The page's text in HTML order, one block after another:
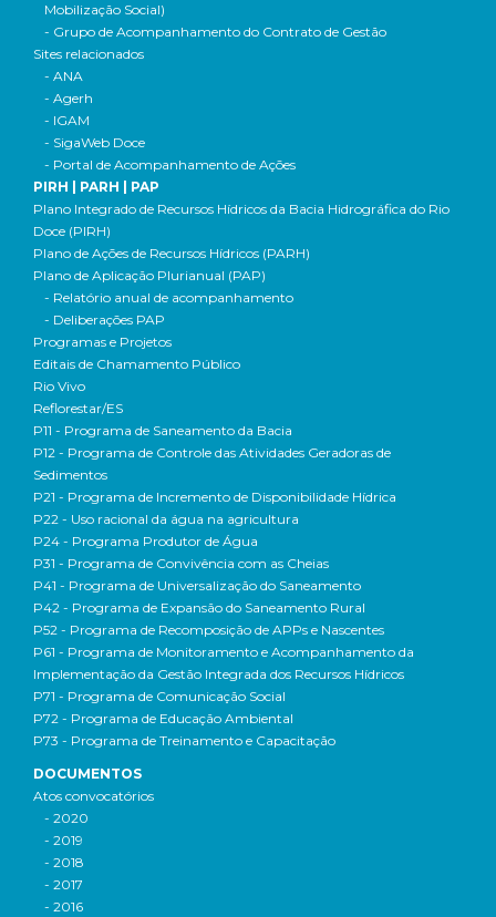
Mobilização Social)
- Grupo de Acompanhamento do Contrato de Gestão
Sites relacionados
- ANA
- Agerh
- IGAM
- SigaWeb Doce
- Portal de Acompanhamento de Ações
PIRH | PARH | PAP
Plano Integrado de Recursos Hídricos da Bacia Hidrográfica do Rio
Doce (PIRH)
Plano de Ações de Recursos Hídricos (PARH)
Plano de Aplicação Plurianual (PAP)
- Relatório anual de acompanhamento
- Deliberações PAP
Programas e Projetos
Editais de Chamamento Público
Rio Vivo
Reflorestar/ES
P11 - Programa de Saneamento da Bacia
P12 - Programa de Controle das Atividades Geradoras de
Sedimentos
P21 - Programa de Incremento de Disponibilidade Hídrica
P22 - Uso racional da água na agricultura
P24 - Programa Produtor de Água
P31 - Programa de Convivência com as Cheias
P41 - Programa de Universalização do Saneamento
P42 - Programa de Expansão do Saneamento Rural
P52 - Programa de Recomposição de APPs e Nascentes
P61 - Programa de Monitoramento e Acompanhamento da
Implementação da Gestão Integrada dos Recursos Hídricos
P71 - Programa de Comunicação Social
P72 - Programa de Educação Ambiental
P73 - Programa de Treinamento e Capacitação
DOCUMENTOS
Atos convocatórios
- 2020
- 2019
- 2018
- 2017
- 2016